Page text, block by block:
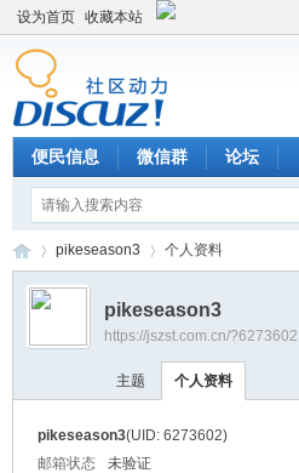
设为首页 收藏本站
便民信息 微信群 论坛
›
pikeseason3 个人资料
pikeseason3
https://jszst.com.cn/?6273602
主题 个人资料
pikeseason3(UID: 6273602)
邮箱状态
未验证